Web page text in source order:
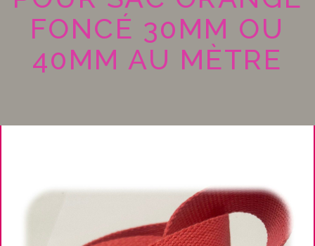
FONCÉ 30MM OU
40MM AU MÈTRE